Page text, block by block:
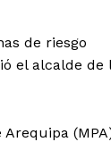
de riesgo
el alcalde de